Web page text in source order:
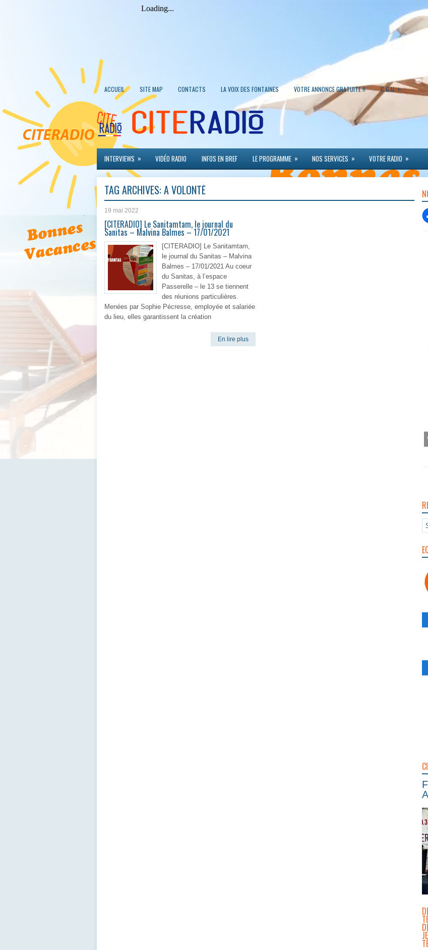
ACCUEIL SITE MAP CONTACTS LA VOIX DES FONTAINES VOTRE ANNONCE GRATUITE !! C.G.U. »
INTERVIEWS » VIDÉO RADIO INFOS EN BREF LE PROGRAMME » NOS SERVICES » VOTRE RADIO »
TAG ARCHIVES:A VOLONTÉ
19 mai 2022
[CITERADIO] Le Sanitamtam, le journal du
Sanitas – Malvina Balmes – 17/01/2021
[CITERADIO] Le Sanitamtam,
le journal du Sanitas – Malvina
Balmes – 17/01/2021 Au coeur
du Sanitas, à l’espace
Passerelle – le 13 se tiennent
des réunions particulières.
Menées par Sophie Pécresse, employée et salariée
du lieu, elles garantissent la création
En lire plus